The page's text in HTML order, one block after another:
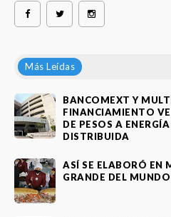
Más Leídas
BANCOMEXT Y
FINANCIAMIENTO
DE PESOS A
DISTRIBUIDA
ASÍ SE ELABORÓ EN
GRANDE DEL MUNDO